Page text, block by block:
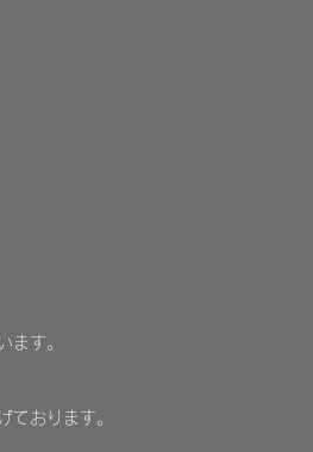
ます。
ております。